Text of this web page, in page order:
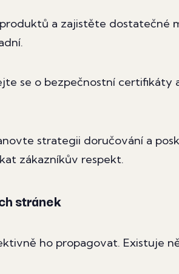
a zajistěte dostatečné
se o bezpečnostní
strategii doručování a
zákazníkův respekt.
stránek
ho propagovat. Existuje